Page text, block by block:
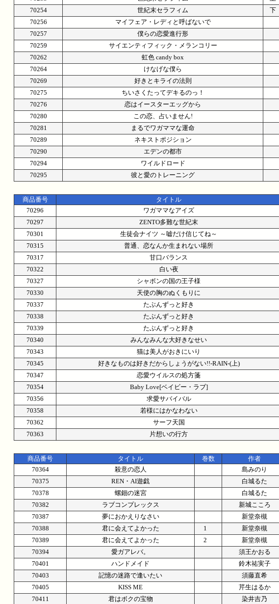
70254
世紀末セラフィム 下
70256
マイフェア・レディと呼ばないで
70257
僕らの恋愛進行形
70259
サイエンティフィック・メランコリー
70262
虹色 candy box
70264
けなげな僕ら
70269
好きとキライの法則
70275
ちいさくたってデキるのっ！
70276
恋はイースターエッグから
70280
この恋、占いません!
70281
まるでワガママな運命
70289
ネキストポジション
70290
エデンの都市
70294
ワイルドロード
70295
彼と愛のトレーニング
商品番号 タイトル
70296
ワガママなアイズ
70297
ZENTO多難な世紀末
70301
生徒会ナイツ ～嘘だけ信じてね～
70315
普通、恋なんか生まれない場所
70317
甘口バランス
70322
白い夜
70327
シャボンの国の王子様
70330
天使の胸のぬくもりに
70337
たぶんずっと好き
70338
たぶんずっと好き
70339
たぶんずっと好き
70340
みんなみんな大好きなせい
70343
猫は美人がおきにいり
70345
好きなものは好きだからしょうがない!!-RAIN-(上)
70347
恋愛ウイルスの処方箋
70354
Baby Love[ベイビー・ラブ]
70356
求愛サバイバル
70358
若様にはかなわない
70362
サーフ天国
70363
片想いの行方
商品番号 タイトル 巻数 作者
70364
殺意の恋人 島みのり
70375
REN・AI遊戯 白城るた
70378
螺鈿の迷宮 白城るた
70382
ラブコンプレックス 新城こころ
70387
夢におかえりなさい 新堂奈槻
70388
君に会えてよかった 1 新堂奈槻
70389
君に会えてよかった 2 新堂奈槻
70394
愛ガアレバ。 須王かおる
70401
ハンドメイド 鈴木祐実子
70403
記憶の迷路で逢いたい 須藤直希
70405
KISS ME 芹生はるか
70411
君はボクの宝物 染井吉乃